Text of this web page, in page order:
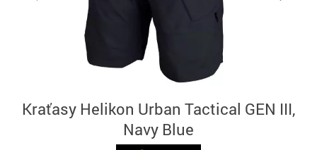
Kraťasy Helikon Urban Tactical GEN III,
Navy Blue